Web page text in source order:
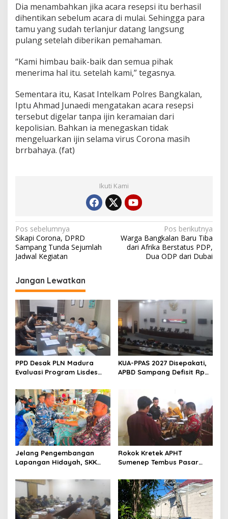
Dia menambahkan jika acara resepsi itu berhasil
dihentikan sebelum acara di mulai. Sehingga para
tamu yang sudah terlanjur datang langsung
pulang setelah diberikan pemahaman.
“Kami himbau baik-baik dan semua pihak
menerima hal itu. setelah kami,” tegasnya.
Sementara itu, Kasat Intelkam Polres Bangkalan,
Iptu Ahmad Junaedi mengatakan acara resepsi
tersebut digelar tanpa ijin keramaian dari
kepolisian. Bahkan ia menegaskan tidak
mengeluarkan ijin selama virus Corona masih
brrbahaya. (fat)
Ikuti Kami
Navigasi
pos
Pos sebelumnya
Sikapi Corona, DPRD
Sampang Tunda Sejumlah
Jadwal Kegiatan
Pos berikutnya
Warga Bangkalan Baru Tiba
dari Afrika Berstatus PDP,
Dua ODP dari Dubai
Jangan Lewatkan
PPD Desak PLN Madura
Evaluasi Program Lisdes
KUA-PPAS 2027 Disepakati,
APBD Sampang Defisit Rp
Jelang Pengembangan
Lapangan Hidayah, SKK
Perkuat Sinergi dengan
Nelayan Sampang
Rokok Kretek APHT
Sumenep Tembus Pasar